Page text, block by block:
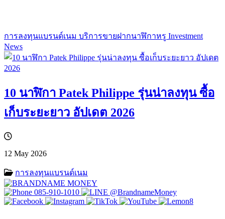
การลงทุนแบรนด์เนม บริการขายฝากนาฬิกาหรู Investment
News
10 นาฬิกา Patek Philippe รุ่นน่าลงทุน ซื้อ
เก็บระยะยาว อัปเดต 2026
12 May 2026
การลงทุนแบรนด์เนม
085-910-1010 @BrandnameMoney